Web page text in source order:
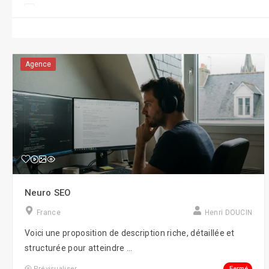
Display
Formations
Gestion RH/e-RH
Guerilla Marketing
Influence Marketing
Marketing
Réalité virtuelle
Robotique
Agence
Neuro SEO
France Henri DOUCIN
Voici une proposition de description riche, détaillée et
structurée pour atteindre ...